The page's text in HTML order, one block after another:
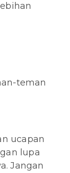
teman
ucapan
lupa
Jangan